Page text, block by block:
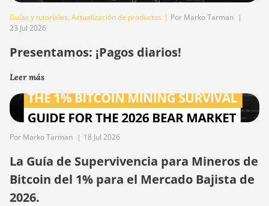
Guías y tutoriales, Actualización de productos | Por Marko Tarman |
23 Jul 2026
Presentamos: ¡Pagos diarios!
Leer más
Por Marko Tarman | 18 Jul 2026
La Guía de Supervivencia para Mineros de
Bitcoin del 1% para el Mercado Bajista de
2026.